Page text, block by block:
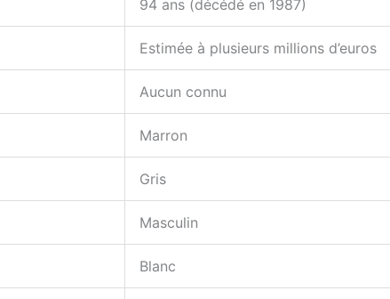
94 ans (décédé en 1987)
Estimée à plusieurs millions d’euros
Aucun connu
Marron
Gris
Masculin
Blanc